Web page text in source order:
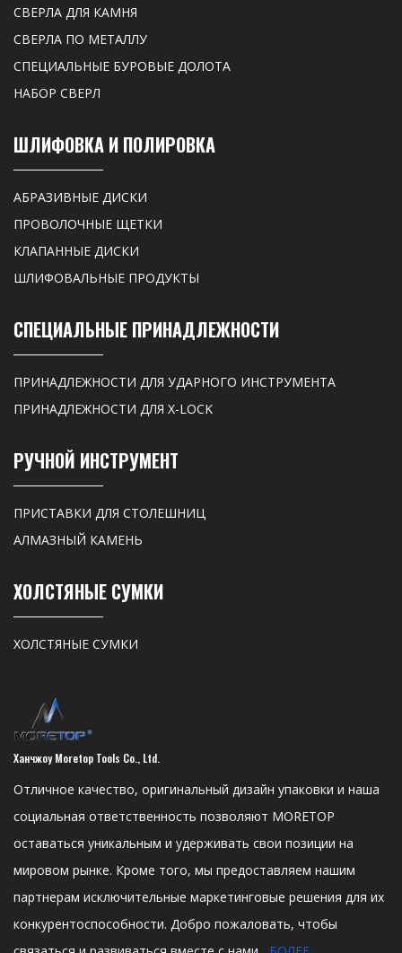
СВЕРЛА ДЛЯ КАМНЯ
СВЕРЛА ПО МЕТАЛЛУ
СПЕЦИАЛЬНЫЕ БУРОВЫЕ ДОЛОТА
НАБОР СВЕРЛ
ШЛИФОВКА И ПОЛИРОВКА
АБРАЗИВНЫЕ ДИСКИ
ПРОВОЛОЧНЫЕ ЩЕТКИ
КЛАПАННЫЕ ДИСКИ
ШЛИФОВАЛЬНЫЕ ПРОДУКТЫ
СПЕЦИАЛЬНЫЕ ПРИНАДЛЕЖНОСТИ
ПРИНАДЛЕЖНОСТИ ДЛЯ УДАРНОГО ИНСТРУМЕНТА
ПРИНАДЛЕЖНОСТИ ДЛЯ X-LOCK
РУЧНОЙ ИНСТРУМЕНТ
ПРИСТАВКИ ДЛЯ СТОЛЕШНИЦ
АЛМАЗНЫЙ КАМЕНЬ
ХОЛСТЯНЫЕ СУМКИ
ХОЛСТЯНЫЕ СУМКИ
Ханчжоу Moretop Tools Co., Ltd.
Отличное качество, оригинальный дизайн упаковки и наша
социальная ответственность позволяют MORETOP
оставаться уникальным и удерживать свои позиции на
мировом рынке. Кроме того, мы предоставляем нашим
партнерам исключительные маркетинговые решения для их
конкурентоспособности. Добро пожаловать, чтобы